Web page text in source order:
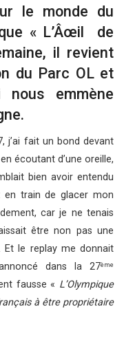
le monde du
« L’Âœil de
il revient
du Parc OL et
nous emmène
j’ai fait un bond devant
écoutant d’une oreille,
bien avoir entendu
en train de glacer mon
car je ne tenais
être non pas une
le replay me donnait
dans la 27ème
fausse « L’Olympique
à être propriétaire